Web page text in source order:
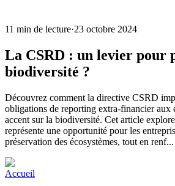
11 min de lecture·23 octobre 2024
La CSRD : un levier pour
biodiversité ?
Découvrez comment la directive CSRD
obligations de reporting extra-financier aux
accent sur la biodiversité. Cet article
représente une opportunité pour les
préservation des écosystèmes, tout en renf...
Accueil